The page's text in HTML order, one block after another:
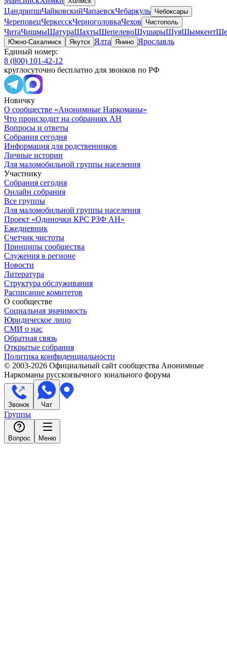
ЦандрипшЧайковскийЧапаевскЧебаркуль Чебоксары
ЧереповецЧеркесскЧерноголовкаЧехов Чистополь
ЧитаЧишмыШатураШахтыШепелевоШушарыШуяШымкент
Южно-Сахалинск Якутск Ялта Янино Ярославль
Единый номер:
8 (800) 101-42-12
круглосуточно бесплатно для звонков по РФ
Новичку
О сообществе «Анонимные Наркоманы»
Что происходит на собраниях АН
Вопросы и ответы
Собрания сегодня
Информация для родственников
Личные истории
Для маломобильной группы населения
Участнику
Собрания сегодня
Онлайн собрания
Все группы
Для маломобильной группы населения
Проект «Одиночки КРС РЗФ АН»
Ежедневник
Счетчик чистоты
Принципы сообщества
Служения в регионе
Новости
Литература
Структура обслуживания
Расписание комитетов
О сообществе
Социальная значимость
Юридическое лицо
СМИ о нас
Обратная связь
Открытые собрания
Политика конфиденциальности
© 2003-2026 Официальный сайт сообщества Анонимные
Наркоманы русскоязычного зонального форума
Звонок Чат
Группы
Вопрос Меню